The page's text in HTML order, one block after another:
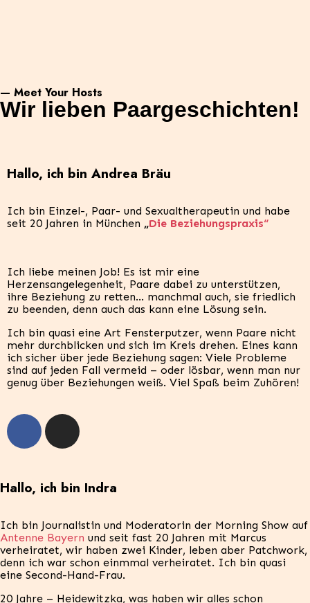
— Meet Your Hosts
Wir lieben Paargeschichten!
Hallo, ich bin Andrea Bräu
Ich bin Einzel-, Paar- und Sexualtherapeutin und habe
seit 20 Jahren in München „Die Beziehungspraxis“
Ich liebe meinen Job! Es ist mir eine
Herzensangelegenheit, Paare dabei zu unterstützen,
ihre Beziehung zu retten… manchmal auch, sie friedlich
zu beenden, denn auch das kann eine Lösung sein.
Ich bin quasi eine Art Fensterputzer, wenn Paare nicht
mehr durchblicken und sich im Kreis drehen. Eines kann
ich sicher über jede Beziehung sagen: Viele Probleme
sind auf jeden Fall vermeid – oder lösbar, wenn man nur
genug über Beziehungen weiß. Viel Spaß beim Zuhören!
Hallo, ich bin Indra
Ich bin Journalistin und Moderatorin der Morning Show auf
Antenne Bayern und seit fast 20 Jahren mit Marcus
verheiratet, wir haben zwei Kinder, leben aber Patchwork,
denn ich war schon einmmal verheiratet. Ich bin quasi
eine Second-Hand-Frau.
20 Jahre – Heidewitzka, was haben wir alles schon